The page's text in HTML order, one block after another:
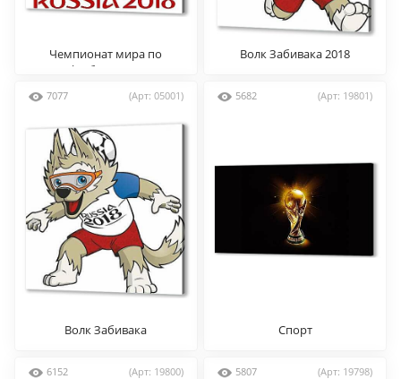
Чемпионат мира по
футболу 2018
Волк Забивака 2018
7077 (Арт: 05001)
Волк Забивака
5682 (Арт: 19801)
Спорт
6152 (Арт: 19800) 5807 (Арт: 19798)